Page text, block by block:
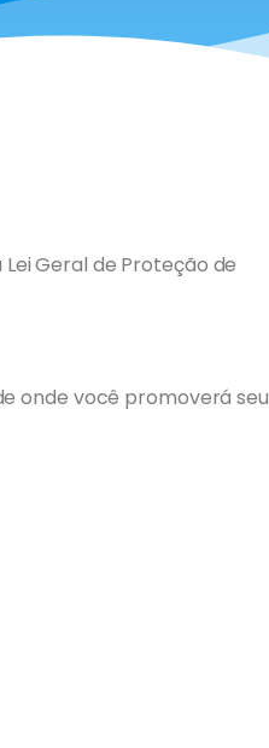
Geral de Proteção de
onde você promoverá seu